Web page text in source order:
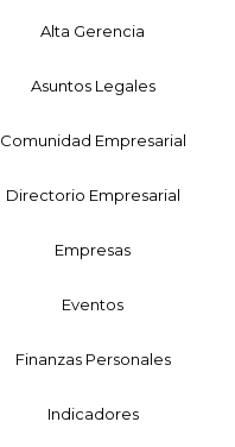
Alta Gerencia
Asuntos Legales
Comunidad Empresarial
Directorio Empresarial
Empresas
Eventos
Finanzas Personales
Indicadores